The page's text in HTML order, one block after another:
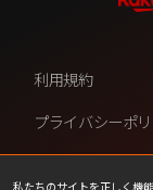
私たちのサイトを正しく機
利用規約
プライバシーポ
ファンコンテン